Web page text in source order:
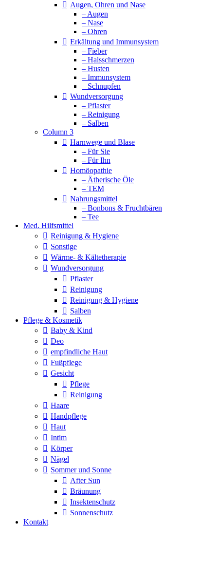
Augen, Ohren und Nase
– Augen
– Nase
– Ohren
Erkältung und Immunsystem
– Fieber
– Halsschmerzen
– Husten
– Immunsystem
– Schnupfen
Wundversorgung
– Pflaster
– Reinigung
– Salben
Column 3
Harnwege und Blase
– Für Sie
– Für Ihn
Homöopathie
– Ätherische Öle
– TEM
Nahrungsmittel
– Bonbons & Fruchtbären
– Tee
Med. Hilfsmittel
Reinigung & Hygiene
Sonstige
Wärme- & Kältetherapie
Wundversorgung
Pflaster
Reinigung
Reinigung & Hygiene
Salben
Pflege & Kosmetik
Baby & Kind
Deo
empfindliche Haut
Fußpflege
Gesicht
Pflege
Reinigung
Haare
Handpflege
Haut
Intim
Körper
Nägel
Sommer und Sonne
After Sun
Bräunung
Insektenschutz
Sonnenschutz
Kontakt